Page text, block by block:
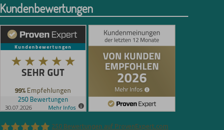
Kundenbewertungen
250 Bewertungen auf ProvenExpert.com